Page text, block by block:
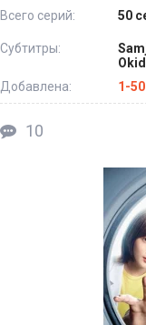
Всего серий:
50
Субтитры:
Добавлена:
1-
10